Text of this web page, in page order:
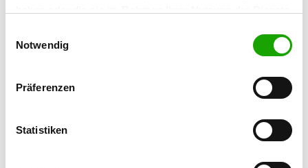
Cookies, wenn Sie unsere Webseite weiterhin nutzen.
Notwendig
Präferenzen
Statistiken
0175 9253838
d.t.leyener@web.de
Exercise times in summer: